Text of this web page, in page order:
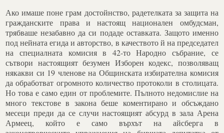
Ако имаше поне грам достойнство, радетелката за защита на
гражданските права и настоящ национален омбудсман,
трябваше незабавно да си подаде оставката. Защото именно
под нейната егида и авторство, в качеството й на председател
на специалната комисия в 42-то Народно събрание, се
сътвори настоящият безумен Изборен кодекс, позволяващ
някакви си 19 членове на Общинската избирателна комисия
да обработват огромното количество протоколи в столицата.
Но това е само един от проблемите. Пълното недомислие на
много текстове в закона беше коментирано и обсъждано
месеци преди да се случи настоящият абсурд в зала Арена
Армеец, който е само върхът на айсберга в